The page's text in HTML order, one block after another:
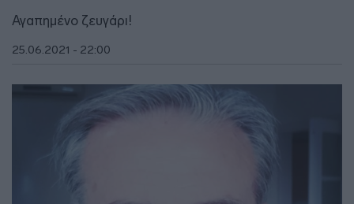
Αγαπημένο ζευγάρι!
25.06.2021 - 22:00